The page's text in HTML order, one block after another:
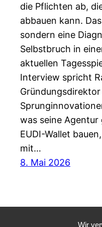
die Pflichten ab,
abbauen kann.
sondern eine
Selbstbruch in
aktuellen
Interview spricht
was seine Agentur
EUDI-Wallet
mit…
8. Mai 2026
Wir